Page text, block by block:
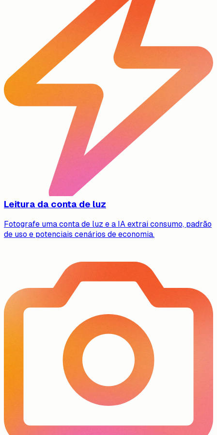
Leitura da conta de luz
Fotografe uma conta de luz e a IA extrai consumo, padrão
de uso e potenciais cenários de economia.